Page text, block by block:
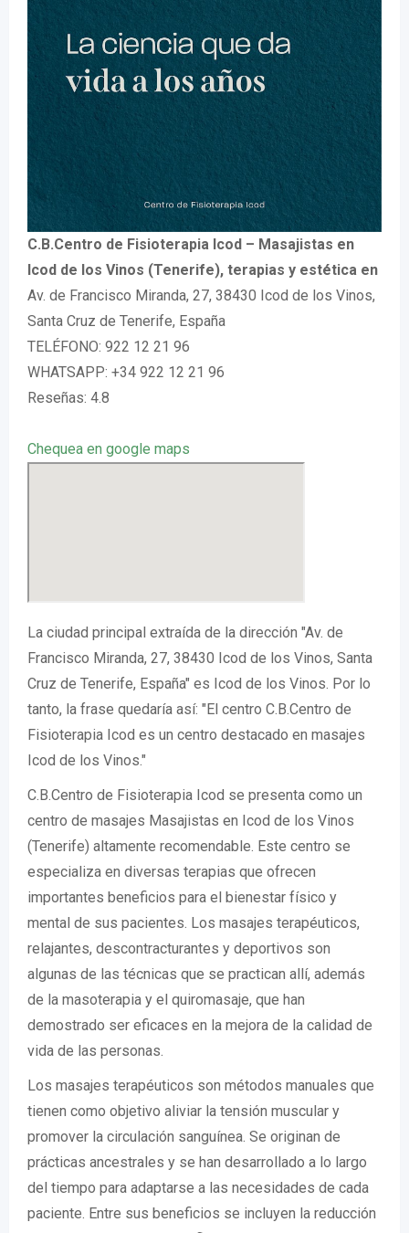
C.B.Centro de Fisioterapia Icod – Masajistas en
Icod de los Vinos (Tenerife), terapias y estética en
Av. de Francisco Miranda, 27, 38430 Icod de los Vinos,
Santa Cruz de Tenerife, España
TELÉFONO: 922 12 21 96
WHATSAPP: +34 922 12 21 96
Reseñas: 4.8
Chequea en google maps
La ciudad principal extraída de la dirección "Av. de
Francisco Miranda, 27, 38430 Icod de los Vinos, Santa
Cruz de Tenerife, España" es Icod de los Vinos. Por lo
tanto, la frase quedaría así: "El centro C.B.Centro de
Fisioterapia Icod es un centro destacado en masajes
Icod de los Vinos."
C.B.Centro de Fisioterapia Icod se presenta como un
centro de masajes Masajistas en Icod de los Vinos
(Tenerife) altamente recomendable. Este centro se
especializa en diversas terapias que ofrecen
importantes beneficios para el bienestar físico y
mental de sus pacientes. Los masajes terapéuticos,
relajantes, descontracturantes y deportivos son
algunas de las técnicas que se practican allí, además
de la masoterapia y el quiromasaje, que han
demostrado ser eficaces en la mejora de la calidad de
vida de las personas.
Los masajes terapéuticos son métodos manuales que
tienen como objetivo aliviar la tensión muscular y
promover la circulación sanguínea. Se originan de
prácticas ancestrales y se han desarrollado a lo largo
del tiempo para adaptarse a las necesidades de cada
paciente. Entre sus beneficios se incluyen la reducción